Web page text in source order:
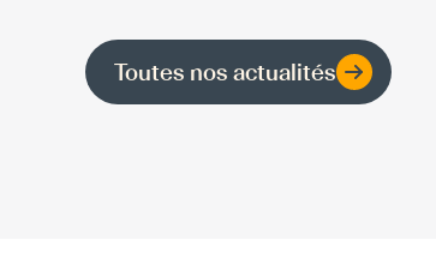
Toutes nos actualités